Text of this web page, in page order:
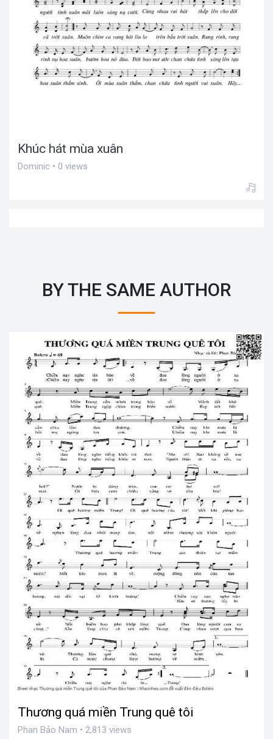
Khúc hát mùa xuân
Dominic • 0 views
BY THE SAME AUTHOR
Thương quá miền Trung quê tôi
Phan Bảo Nam • 2,813 views